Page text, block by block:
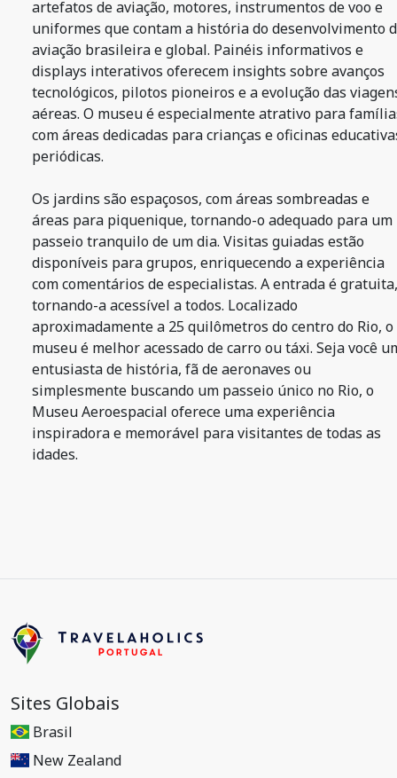
artefatos de aviação, motores, instrumentos de voo e
uniformes que contam a história do desenvolvimento
aviação brasileira e global. Painéis informativos e
displays interativos oferecem insights sobre avanços
tecnológicos, pilotos pioneiros e a evolução das
aéreas. O museu é especialmente atrativo para
com áreas dedicadas para crianças e oficinas
periódicas.
Os jardins são espaçosos, com áreas sombreadas e
áreas para piquenique, tornando-o adequado para um
passeio tranquilo de um dia. Visitas guiadas estão
disponíveis para grupos, enriquecendo a experiência
com comentários de especialistas. A entrada é gratuita,
tornando-a acessível a todos. Localizado
aproximadamente a 25 quilômetros do centro do Rio, o
museu é melhor acessado de carro ou táxi. Seja você
entusiasta de história, fã de aeronaves ou
simplesmente buscando um passeio único no Rio, o
Museu Aeroespacial oferece uma experiência
inspiradora e memorável para visitantes de todas as
idades.
Sites Globais
Brasil
New Zealand